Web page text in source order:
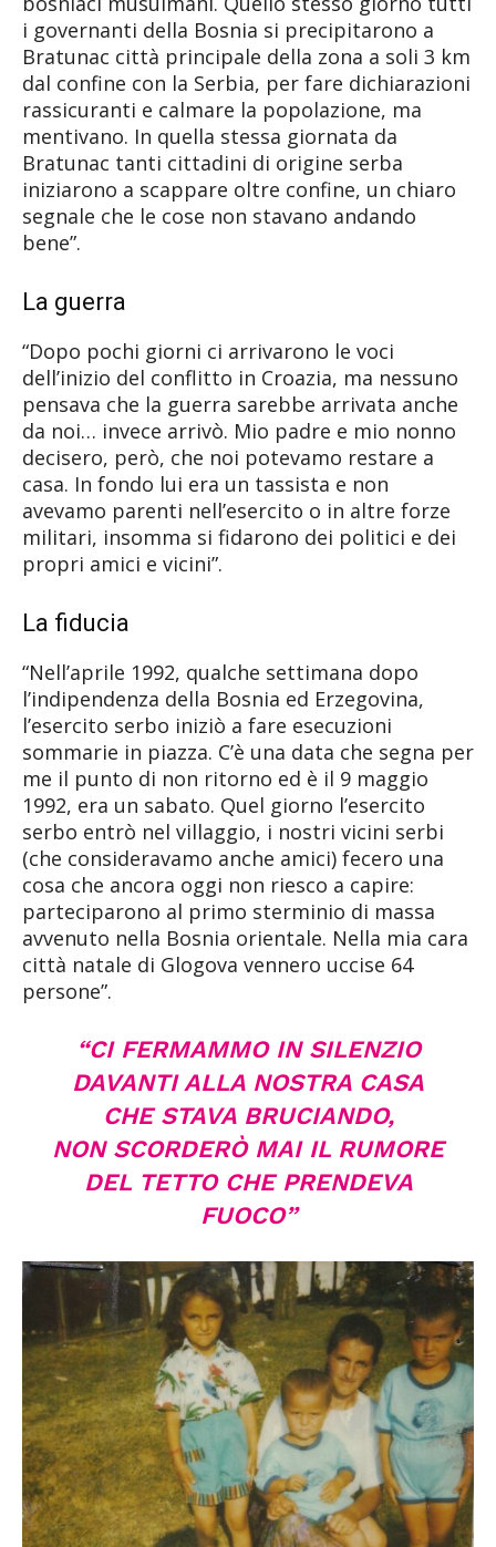
i governanti della Bosnia si precipitarono a
Bratunac città principale della zona a soli 3 km
dal confine con la Serbia, per fare dichiarazioni
rassicuranti e calmare la popolazione, ma
mentivano. In quella stessa giornata da
Bratunac tanti cittadini di origine serba
iniziarono a scappare oltre confine, un chiaro
segnale che le cose non stavano andando
bene”.
La guerra
“Dopo pochi giorni ci arrivarono le voci
dell’inizio del conflitto in Croazia, ma nessuno
pensava che la guerra sarebbe arrivata anche
da noi… invece arrivò. Mio padre e mio nonno
decisero, però, che noi potevamo restare a
casa. In fondo lui era un tassista e non
avevamo parenti nell’esercito o in altre forze
militari, insomma si fidarono dei politici e dei
propri amici e vicini”.
La fiducia
“Nell’aprile 1992, qualche settimana dopo
l’indipendenza della Bosnia ed Erzegovina,
l’esercito serbo iniziò a fare esecuzioni
sommarie in piazza. C’è una data che segna per
me il punto di non ritorno ed è il 9 maggio
1992, era un sabato. Quel giorno l’esercito
serbo entrò nel villaggio, i nostri vicini serbi
(che consideravamo anche amici) fecero una
cosa che ancora oggi non riesco a capire:
parteciparono al primo sterminio di massa
avvenuto nella Bosnia orientale. Nella mia cara
città natale di Glogova vennero uccise 64
persone”.
“CI FERMAMMO IN SILENZIO
DAVANTI ALLA NOSTRA CASA
CHE STAVA BRUCIANDO,
NON SCORDERÒ MAI IL RUMORE
DEL TETTO CHE PRENDEVA
FUOCO”